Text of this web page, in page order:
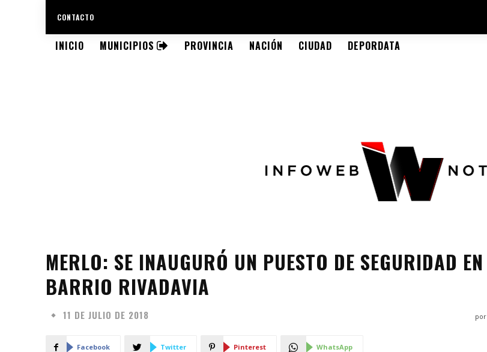
CONTACTO
INICIO MUNICIPIOS PROVINCIA NACIÓN CIUDAD DEPORDATA
MERLO: SE INAUGURÓ UN PUESTO DE SEGURIDAD EN
BARRIO RIVADAVIA
11 DE JULIO DE 2018 por
Facebook Twitter Pinterest WhatsApp